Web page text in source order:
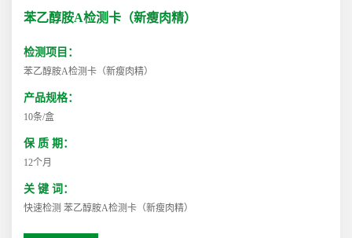
苯乙醇胺A检测卡（新瘦肉精）
检测项目：
苯乙醇胺A检测卡（新瘦肉精）
产品规格：
10条/盒
保 质 期：
12个月
关 键 词：
快速检测 苯乙醇胺A检测卡（新瘦肉精）